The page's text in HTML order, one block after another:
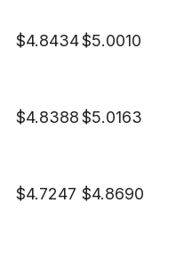
$4.8434$5.0010
$4.8388$5.0163
$4.7247 $4.8690